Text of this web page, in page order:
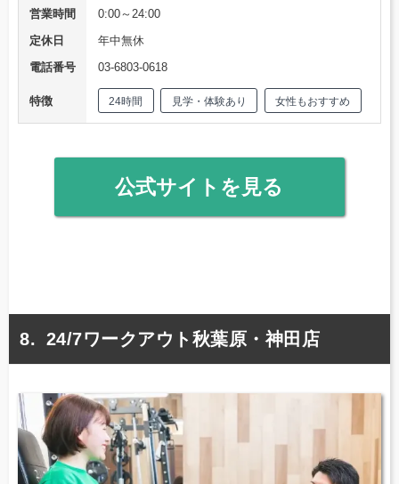
営業時間
0:00～24:00
定休日
年中無休
電話番号
03-6803-0618
特徴 24時間 見学・体験あり 女性もおすすめ
公式サイトを見る
24/7ワークアウト秋葉原・神田店